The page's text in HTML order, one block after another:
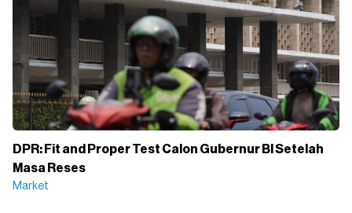
DPR: Fit and Proper Test Calon Gubernur BI Setelah
Masa Reses
Market